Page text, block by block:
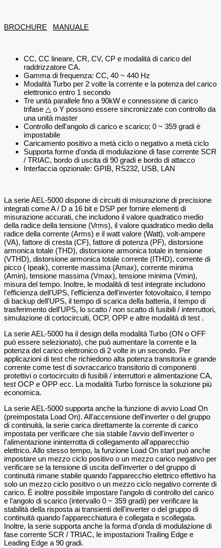
BROCHURE MANUALE
CC, CC lineare, CR, CV, CP e modalità di carico del
raddrizzatore CA.
Gamma di frequenza: CC, 40 ~ 440 Hz
Modalità Turbo per 2 volte la corrente e la potenza del carico
elettronico entro 1 secondo
Tre unità parallele fino a 90kW e connessione di carico
trifase △ o Y possono essere sincronizzate con controllo da
una unità master
Controllo dell'angolo di carico e scarico; 0 ~ 359 gradi è
impostabile
Caricamento positivo a metà ciclo o negativo a metà ciclo
Supporta forme d'onda di modulazione di fase corrente SCR
/ TRIAC, bordo di uscita di 90 gradi e bordo di attacco
Interfaccia opzionale: GPIB, RS232, USB, LAN
La serie AEL-5000 dispone di circuiti di misurazione di precisione
integrati come A / D a 16 bit e DSP per fornire elementi di
misurazione accurati, che includono il valore quadratico medio
della radice della tensione (Vrms), il valore quadratico medio della
radice della corrente (Arms) e il watt valore (Watt), volt-ampere
(VA), fattore di cresta (CF), fattore di potenza (PF), distorsione
armonica totale (THD), distorsione armonica totale in tensione
(VTHD), distorsione armonica totale corrente (ITHD), corrente di
picco ( Ipeak), corrente massima (Amax), corrente minima
(Amin), tensione massima (Vmax), tensione minima (Vmin),
misura del tempo. Inoltre, le modalità di test integrate includono
l'efficienza dell'UPS, l'efficienza dell'inverter fotovoltaico, il tempo
di backup dell'UPS, il tempo di scarica della batteria, il tempo di
trasferimento dell'UPS, lo scatto / non scatto di fusibili / interruttori,
simulazione di cortocircuiti, OCP, OPP e altre modalità di test .
La serie AEL-5000 ha il design della modalità Turbo (ON o OFF
può essere selezionato), che può aumentare la corrente e la
potenza del carico elettronico di 2 volte in un secondo. Per
applicazioni di test che richiedono alta potenza transitoria e grande
corrente come test di sovraccarico transitorio di componenti
protettivi o cortocircuito di fusibili / interruttori e alimentazione CA,
test OCP e OPP ecc. La modalità Turbo fornisce la soluzione più
economica.
La serie AEL-5000 supporta anche la funzione di avvio Load On
(preimpostata Load On). All'accensione dell'inverter o del gruppo
di continuità, la serie carica direttamente la corrente di carico
impostata per verificare che sia stabile l'avvio dell'inverter o
l'alimentazione ininterrotta di collegamento all'apparecchio
elettrico. Allo stesso tempo, la funzione Load On start può anche
impostare un mezzo ciclo positivo o un mezzo carico negativo per
verificare se la tensione di uscita dell'inverter o del gruppo di
continuità rimane stabile quando l'apparecchio elettrico effettivo ha
solo un mezzo ciclo positivo o un mezzo ciclo negativo corrente di
carico. È inoltre possibile impostare l'angolo di controllo del carico
e l'angolo di scarico (intervallo 0 ~ 359 gradi) per verificare la
stabilità della risposta ai transienti dell'inverter o del gruppo di
continuità quando l'apparecchiatura è collegata e scollegata.
Inoltre, la serie supporta anche la forma d'onda di modulazione di
fase corrente SCR / TRIAC, le impostazioni Trailing Edge e
Leading Edge a 90 gradi.